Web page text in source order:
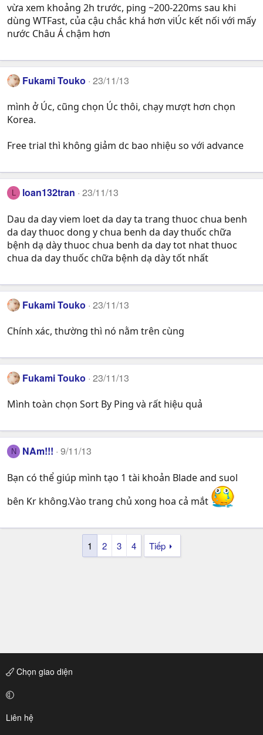
vừa xem khoảng 2h trước, ping ~200-220ms sau khi
dùng WTFast, của cậu chắc khá hơn viÚc kết nối với mấy
nước Châu Á chậm hơn
Fukami Touko 23/11/13
mình ở Úc, cũng chọn Úc thôi, chạy mượt hơn chọn
Korea.
Free trial thì không giảm dc bao nhiệu so với advance
loan132tran 23/11/13
Dau da day viem loet da day ta trang thuoc chua benh
da day thuoc dong y chua benh da day thuốc chữa
bệnh dạ dày thuoc chua benh da day tot nhat thuoc
chua da day thuốc chữa bệnh dạ dày tốt nhất
Fukami Touko 23/11/13
Chính xác, thường thì nó nằm trên cùng
Fukami Touko 23/11/13
Mình toàn chọn Sort By Ping và rất hiệu quả
N NAm!!! 9/11/13
Bạn có thể giúp mình tạo 1 tài khoản Blade and suol
bên Kr không.Vào trang chủ xong hoa cả mắt
1 2 3 4 Tiếp
Chọn giao diện
Liên hệ